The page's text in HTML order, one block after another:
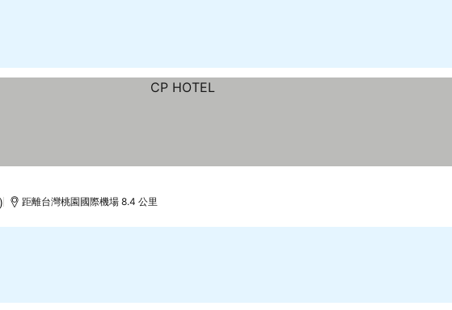
距離台灣桃園國際機場 8.4 公里